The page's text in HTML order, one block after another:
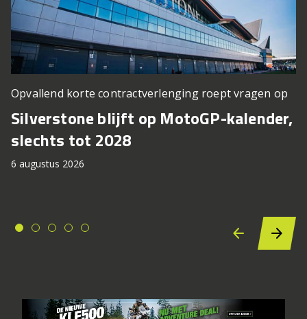
Opvallend korte contractverlenging roept vragen op
Silverstone blijft op MotoGP-kalender,
slechts tot 2028
6 augustus 2026